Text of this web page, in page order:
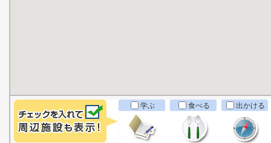
学ぶ 食べる 出かける